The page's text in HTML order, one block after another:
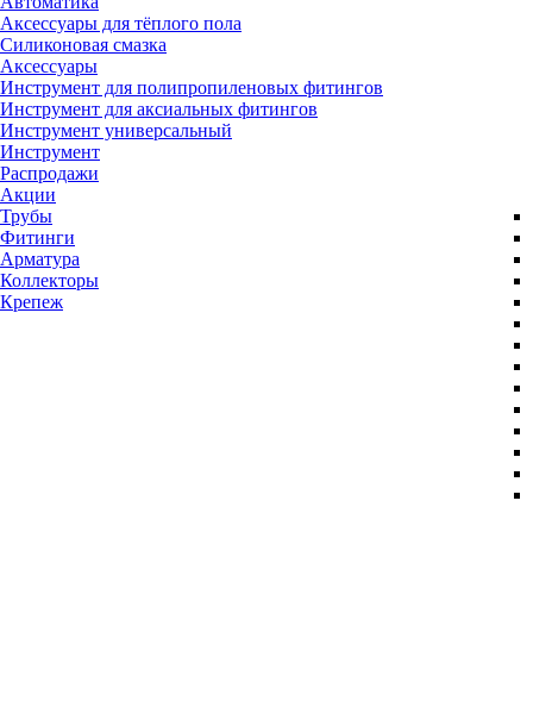
Аксессуары для тёплого пола
Силиконовая смазка
Аксессуары
Инструмент для полипропиленовых фитингов
Инструмент для аксиальных фитингов
Инструмент универсальный
Инструмент
Распродажи
Акции
Трубы
Фитинги
Арматура
Коллекторы
Крепеж